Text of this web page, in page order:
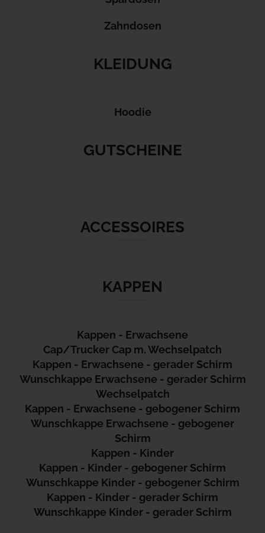
Zahndosen
KLEIDUNG
Hoodie
GUTSCHEINE
ACCESSOIRES
KAPPEN
Kappen - Erwachsene
Cap/Trucker Cap m. Wechselpatch
Kappen - Erwachsene - gerader Schirm
Wunschkappe Erwachsene - gerader Schirm
Wechselpatch
Kappen - Erwachsene - gebogener Schirm
Wunschkappe Erwachsene - gebogener
Schirm
Kappen - Kinder
Kappen - Kinder - gebogener Schirm
Wunschkappe Kinder - gebogener Schirm
Kappen - Kinder - gerader Schirm
Wunschkappe Kinder - gerader Schirm